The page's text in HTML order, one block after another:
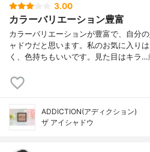
3.00
カラーバリエーション豊富
カラーバリエーションが豊富で、自分
ャドウだと思います。私のお気に入り
く、色持ちもいいです。見た目はキラ…
ADDICTION(アディクション)
ザ アイシャドウ